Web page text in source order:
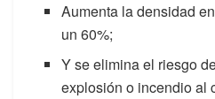
Aumenta la densidad
un 60%;
Y se elimina el riesgo
explosión o incendio al